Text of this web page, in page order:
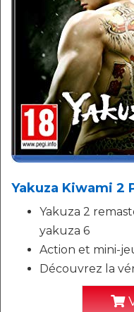
Yakuza Kiwami 2
Yakuza 2
yakuza 6
Action et mini-
Découvrez la